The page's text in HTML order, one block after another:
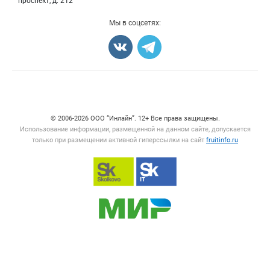
Мы в соцсетях:
© 2006‑2026 ООО “Инлайн”. 12+ Все права защищены.
Использование информации, размещенной на данном сайте, допускается
только при размещении активной гиперссылки на сайт fruitinfo.ru